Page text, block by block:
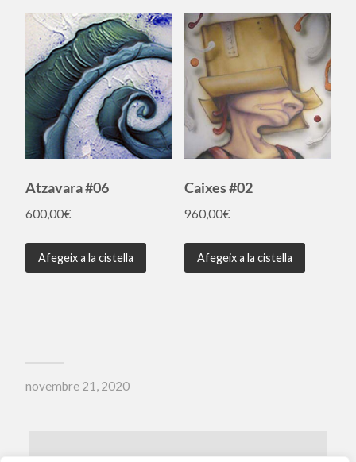
Atzavara #06
600,00€
Afegeix a la cistella
Caixes #02
960,00€
Afegeix a la cistella
novembre 21, 2020